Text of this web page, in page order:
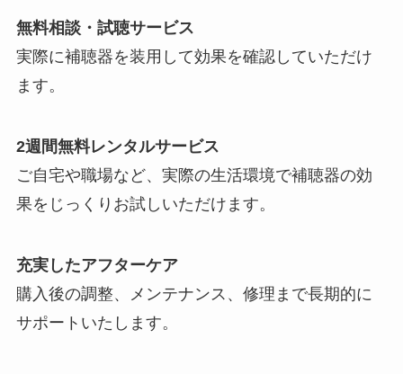
無料相談・試聴サービス
実際に補聴器を装用して効果を確認していただけ
ます。
2週間無料レンタルサービス
ご自宅や職場など、実際の生活環境で補聴器の効
果をじっくりお試しいただけます。
充実したアフターケア
購入後の調整、メンテナンス、修理まで長期的に
サポートいたします。